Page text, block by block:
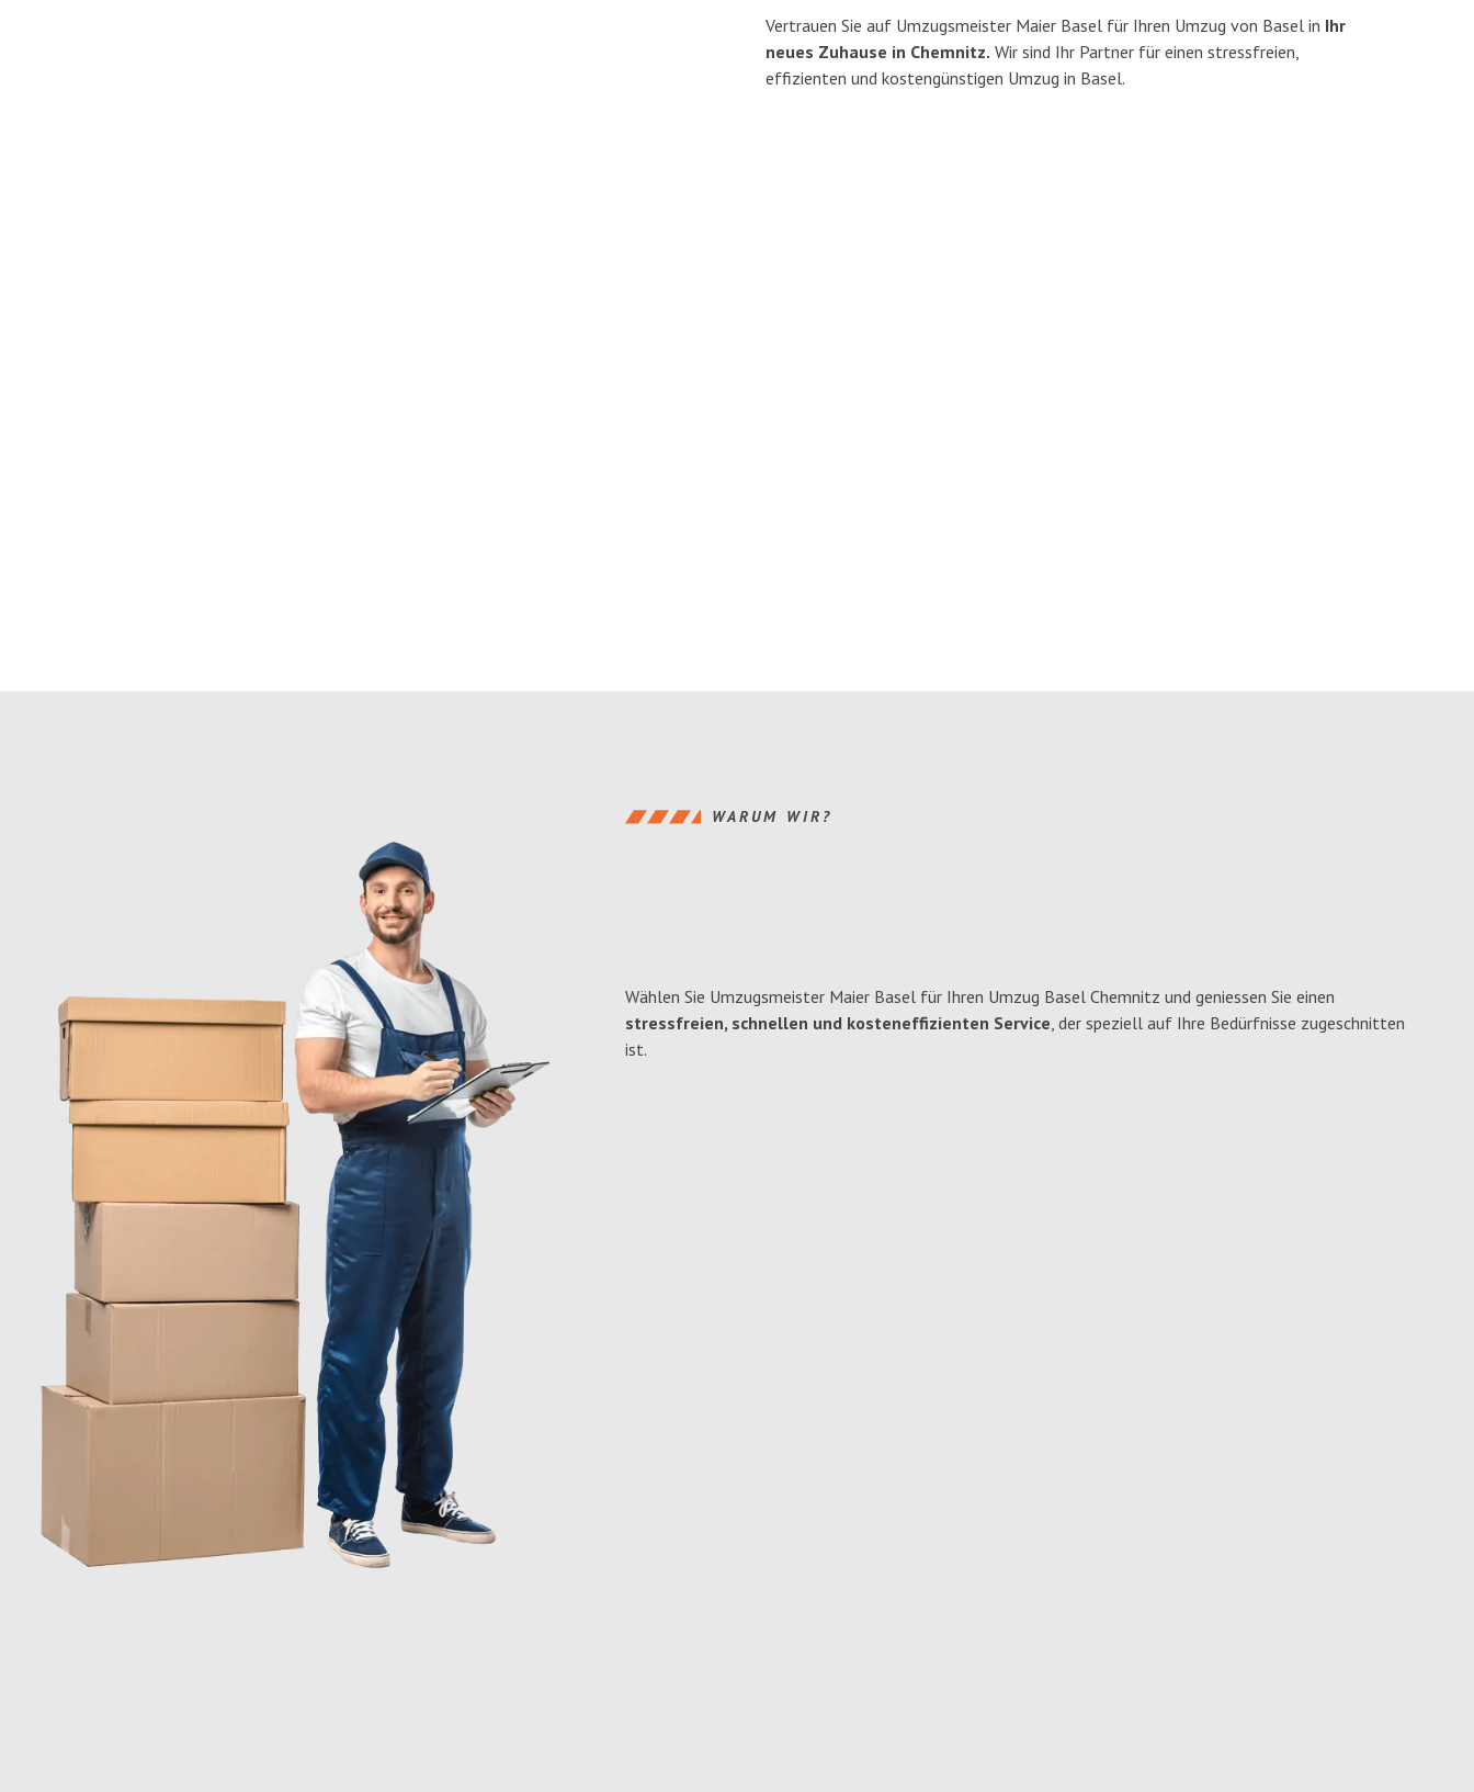
Vertrauen Sie auf Umzugsmeister Maier Basel für Ihren Umzug von Basel in Ihr
neues Zuhause in Chemnitz. Wir sind Ihr Partner für einen stressfreien,
effizienten und kostengünstigen Umzug in Basel.
WARUM WIR?
Wählen Sie Umzugsmeister Maier Basel für Ihren Umzug Basel Chemnitz und geniessen Sie einen
stressfreien, schnellen und kosteneffizienten Service, der speziell auf Ihre Bedürfnisse zugeschnitten
ist.